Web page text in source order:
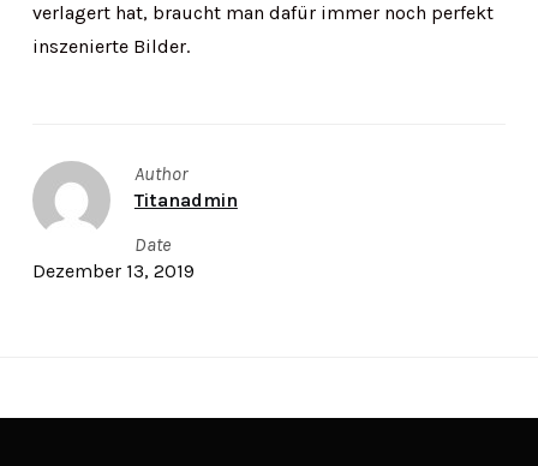
verlagert hat, braucht man dafür immer noch perfekt
inszenierte Bilder.
Author
Titanadmin
Date
Dezember 13, 2019